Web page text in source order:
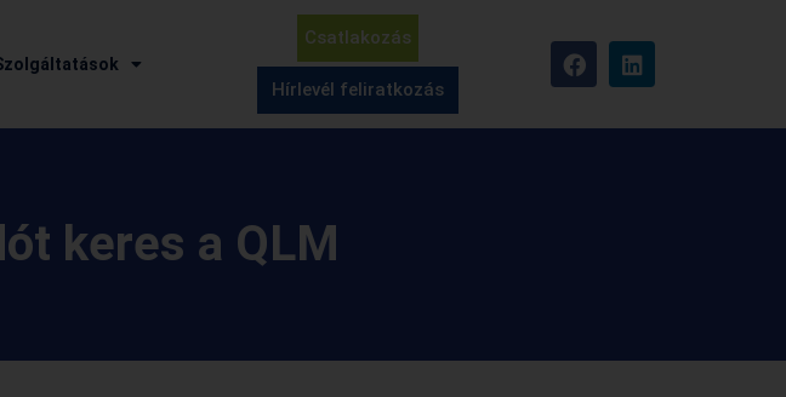
Csatlakozás
Hírlevél feliratkozás
keres a QLM